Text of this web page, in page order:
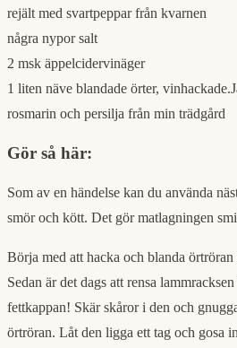
rejält med svartpeppar från kvarnen
några nypor salt
2 msk äppelcidervinäger
1 liten näve blandade örter,
rosmarin och persilja från min trädgård
Gör så här:
Som av en händelse kan du använda
smör och kött. Det gör matlagningen
Börja med att hacka och blanda
Sedan är det dags att rensa
fettkappan! Skär skåror i den och
örtröran. Låt den ligga ett tag och gosa